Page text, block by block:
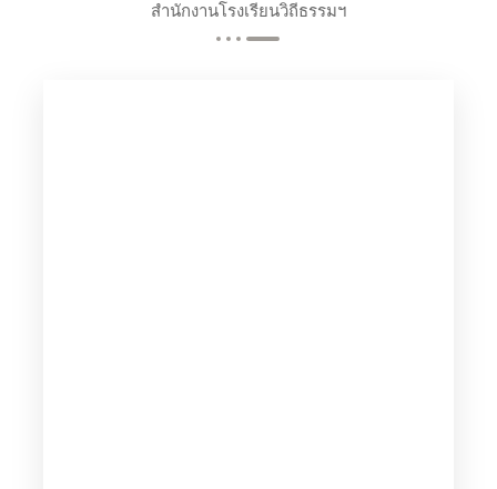
สำนักงานโรงเรียนวิถีธรรมฯ